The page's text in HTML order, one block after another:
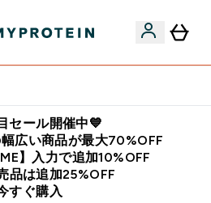
セール開催中💙
広い商品が最大70%OFF
】入力で追加10%OFF
品は追加25%OFF
すぐ購入